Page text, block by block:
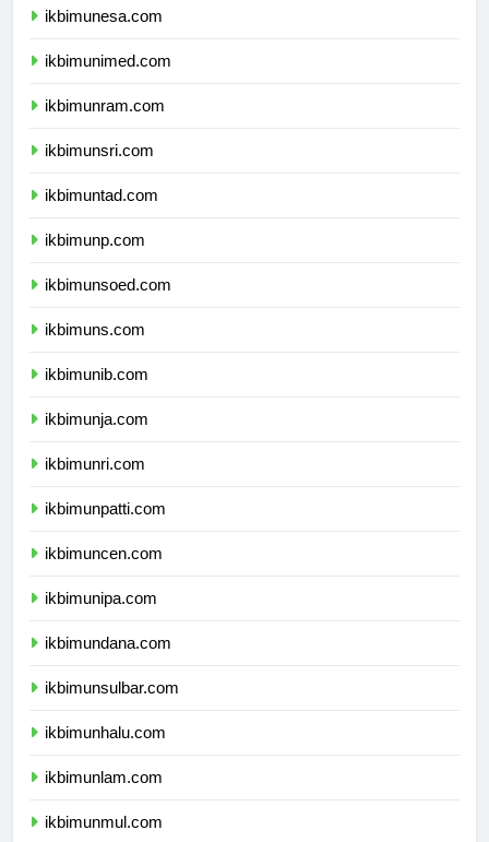
ikbimunesa.com
ikbimunimed.com
ikbimunram.com
ikbimunsri.com
ikbimuntad.com
ikbimunp.com
ikbimunsoed.com
ikbimuns.com
ikbimunib.com
ikbimunja.com
ikbimunri.com
ikbimunpatti.com
ikbimuncen.com
ikbimunipa.com
ikbimundana.com
ikbimunsulbar.com
ikbimunhalu.com
ikbimunlam.com
ikbimunmul.com